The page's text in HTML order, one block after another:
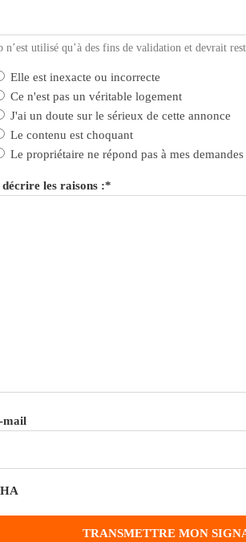
n’est utilisé qu’à des fins de validation et devrait
Elle est inexacte ou incorrecte
Ce n'est pas un véritable logement
J'ai un doute sur le sérieux de cette annonce
Le contenu est choquant
Le propriétaire ne répond pas à mes demandes
décrire les raisons :*
mail